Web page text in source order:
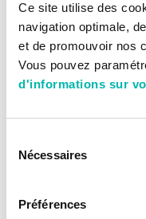
Ce site utilise des
navigation optimale,
et de promouvoir nos
Vous pouvez
d'informations sur
Nécessaires
Préférences